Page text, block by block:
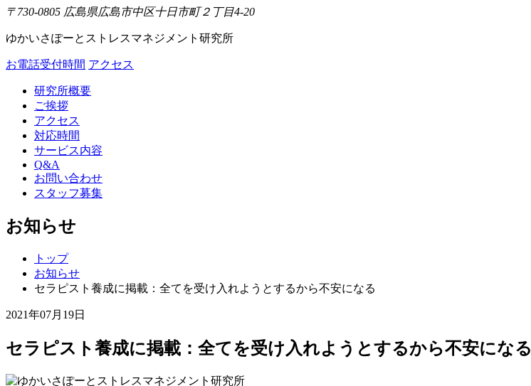
〒730-0805 広島県広島市中区十日市町２丁目4-20
ゆかいさぽーとストレスマネジメント研究所
お電話受付時間 アクセス
研究所概要
ご挨拶
アクセス
対応時間
サービス内容
Q&A
お問い合わせ
スタッフ募集
お知らせ
トップ
お知らせ
セラピスト養成に掲載：全てを受け入れようとするから不安になる
2021年07月19日
セラピスト養成に掲載：全てを受け入れようとするから不安になる